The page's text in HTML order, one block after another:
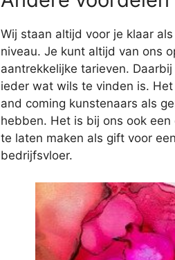
Wij staan altijd voor je klaar
niveau. Je kunt altijd van ons
aantrekkelijke tarieven.
ieder wat wils te vinden is.
and coming kunstenaars als
hebben. Het is bij ons ook
te laten maken als gift voor
bedrijfsvloer.